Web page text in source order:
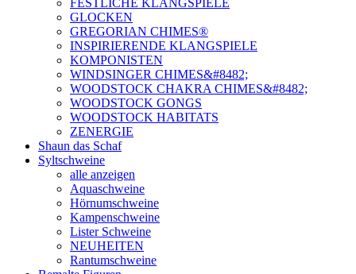
FESTLICHE KLANGSPIELE
GLOCKEN
GREGORIAN CHIMES®
INSPIRIERENDE KLANGSPIELE
KOMPONISTEN
WINDSINGER CHIMES&#8482;
WOODSTOCK CHAKRA CHIMES&#8482;
WOODSTOCK GONGS
WOODSTOCK HABITATS
ZENERGIE
Shaun das Schaf
Syltschweine
alle anzeigen
Aquaschweine
Hörnumschweine
Kampenschweine
Lister Schweine
NEUHEITEN
Rantumschweine